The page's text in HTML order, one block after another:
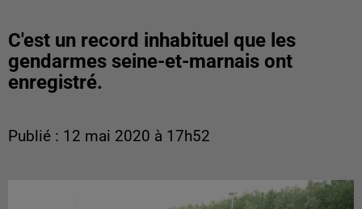
C'est un record inhabituel que les
gendarmes seine-et-marnais ont
enregistré.
Publié : 12 mai 2020 à 17h52